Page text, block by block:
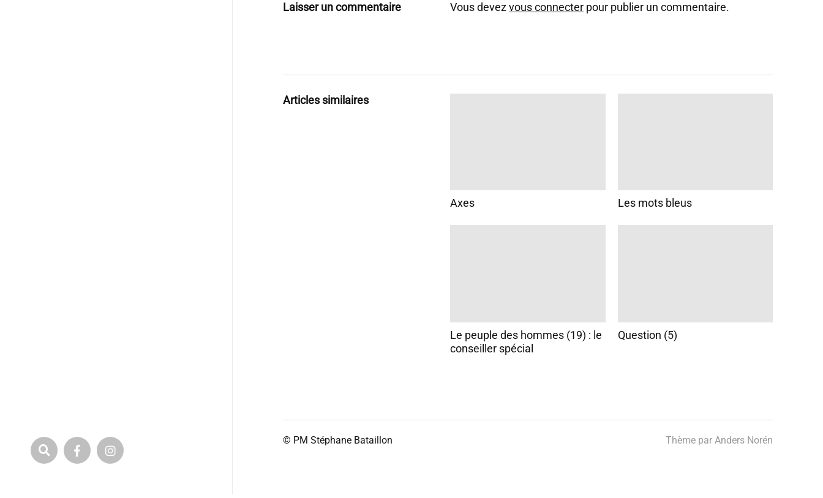
Laisser un commentaire Vous devezvous connecter pour publier un commentaire.
Articles similaires
Axes Les mots bleus
Le peuple des hommes (19) : le
conseiller spécial
Question (5)
© PM Stéphane Bataillon Thème par Anders Norén